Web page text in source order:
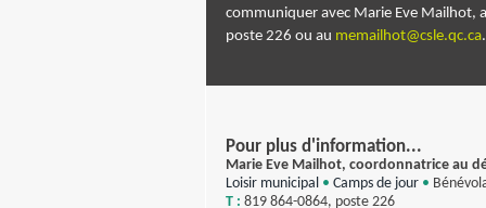
communiquer avec Marie Eve Mailhot,
poste 226 ou au memailhot@csle.qc.ca.
Pour plus d'information...
Marie Eve Mailhot, coordonnatrice au
Loisir municipal • Camps de jour •
T : 819 864-0864, poste 226